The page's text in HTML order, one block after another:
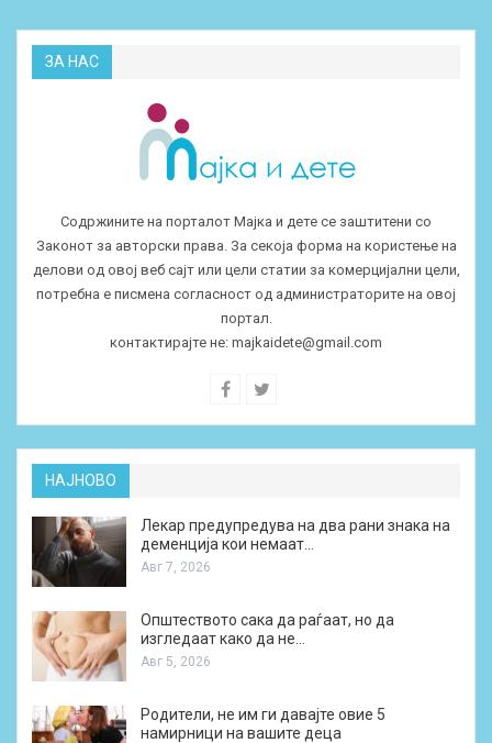
ЗА НАС
Содржините на порталот Мајка и дете се заштитени со
Законот за авторски права. За секоја форма на користење на
делови од овој веб сајт или цели статии за комерцијални цели,
потребна е писмена согласност од администраторите на овој
портал.
контактирајте не: majkaidete@gmail.com
НАЈНОВО
Лекар предупредува на два рани знака на
деменција кои немаат…
Авг 7, 2026
Општеството сака да раѓаат, но да
изгледаат како да не…
Авг 5, 2026
Родители, не им ги давајте овие 5
намирници на вашите деца